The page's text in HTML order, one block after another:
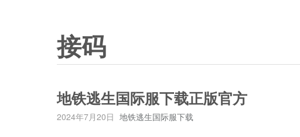
接码
地铁逃生国际服下载正版官方
2024年7月20日 地铁逃生国际服下载